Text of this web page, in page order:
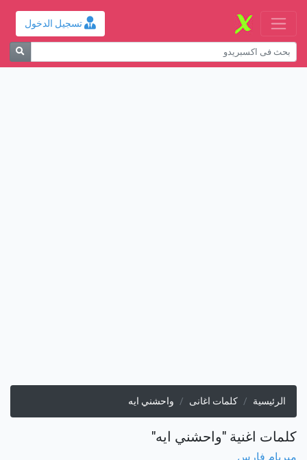
تسجيل الدخول
الرئيسية كلمات اغانى واحشني ايه
كلمات اغنية "واحشني ايه"
ميريام فارس